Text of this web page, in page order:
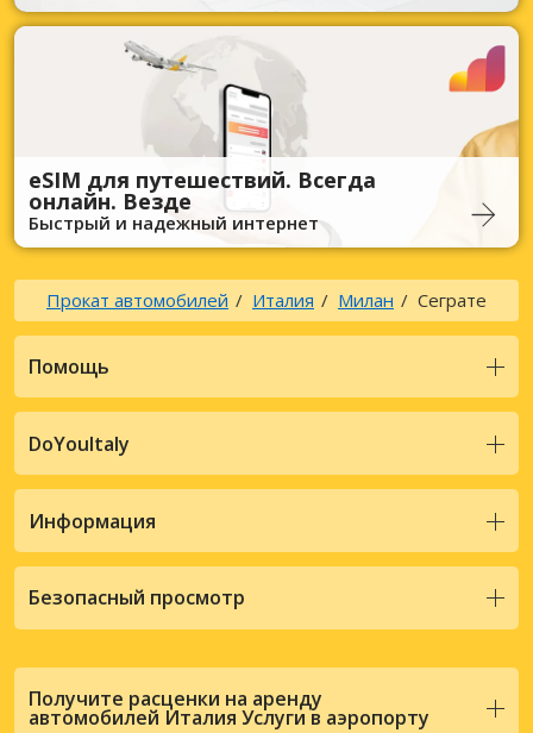
eSIM для путешествий. Всегда
онлайн. Везде
Быстрый и надежный интернет
Прокат автомобилей Италия Милан Сеграте
Помощь
DoYouItaly
Информация
Безопасный просмотр
Получите расценки на аренду
автомобилей Италия Услуги в аэропорту